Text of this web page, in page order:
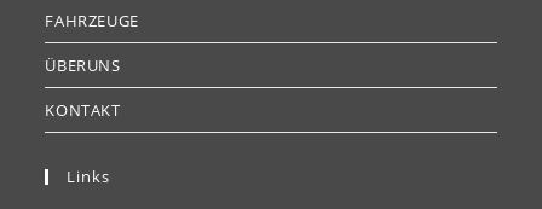
FAHRZEUGE
ÜBERUNS
KONTAKT
Links